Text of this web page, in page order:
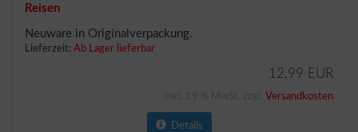
Reisen
Neuware in Originalverpackung.
Lieferzeit: Ab Lager lieferbar
12,99 EUR
Versandkosten
Details